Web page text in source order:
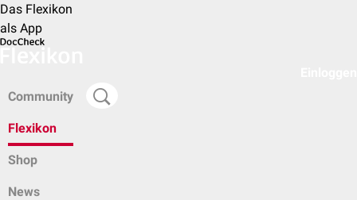
Das Flexikon
als App
Community
Flexikon
Shop
News